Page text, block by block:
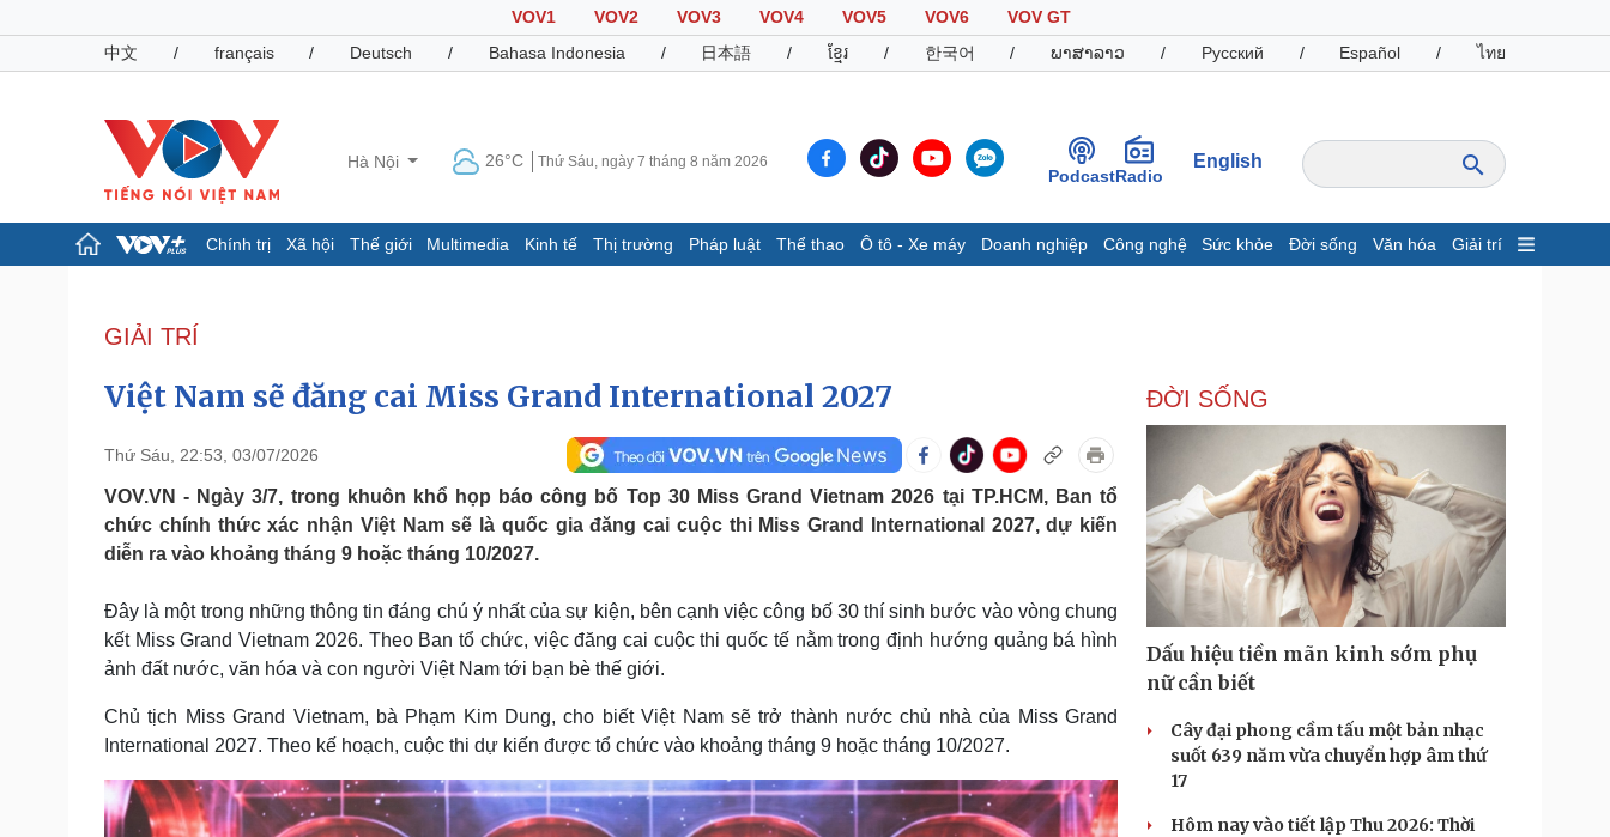
VOV1 VOV2 VOV3 VOV4 VOV5 VOV6
VOV GT
中文
/ français / Deutsch / Bahasa Indonesia / 日本語 / ខ្មែរ / 한국어 / ພາສາລາວ / Русский / Español / ไทย
Hà Nội 26°C Thứ Sáu, ngày 7 tháng 8 năm 2026
PodcastRadio
English
Chính trị Xã hội Thế giới Multimedia Kinh tế Thị trường Pháp luật Thể thao Ô tô - Xe máy Doanh nghiệp Công nghệ Sức khỏe Đời sống Văn hóa Giải trí
Đảng
Tổ chức nhân sự
Nhận diện sự thật
Dấu ấn VOV
Infographic
Giá cà phê
Pháp luật
Vụ án
Tin nóng
Quân sự - Quốc phòng
Vũ khí
Việt Nam
Thể thao
Bóng đá
eSports
Hậu trường
Ô tô - Xe máy
Ô tô
Doanh nghiệp
Thông tin doanh nghiệp
Doanh nghiệp 24h
Doanh nhân
Vì cộng đồng
Công nghệ
Sành điệu
Tin Công nghệ
Trải nghiệm
Chuyển đổi số
Sức khỏe
Cây thuốc
Sản phụ khoa
Nam khoa
Làm đẹp - giảm cân
Đời sống
Blog
Tình yêu - Gia đình
Văn hóa
Văn học
Âm nhạc
Thời trang
Sao Việt
Săn Tour
Podcast
Đọc truyện đêm khuya
Cửa sổ tình yêu
GIẢI TRÍ
Việt Nam sẽ đăng cai Miss Grand International 2027
Thứ Sáu, 22:53, 03/07/2026
VOV.VN - Ngày 3/7, trong khuôn khổ họp báo công bố Top 30 Miss Grand Vietnam 2026 tại TP.HCM, Ban tổ
chức chính thức xác nhận Việt Nam sẽ là quốc gia đăng cai cuộc thi Miss Grand International 2027, dự kiến
diễn ra vào khoảng tháng 9 hoặc tháng 10/2027.
Đây là một trong những thông tin đáng chú ý nhất của sự kiện, bên cạnh việc công bố 30 thí sinh bước vào vòng chung
kết Miss Grand Vietnam 2026. Theo Ban tổ chức, việc đăng cai cuộc thi quốc tế nằm trong định hướng quảng bá hình
ảnh đất nước, văn hóa và con người Việt Nam tới bạn bè thế giới.
Chủ tịch Miss Grand Vietnam, bà Phạm Kim Dung, cho biết Việt Nam sẽ trở thành nước chủ nhà của Miss Grand
International 2027. Theo kế hoạch, cuộc thi dự kiến được tổ chức vào khoảng tháng 9 hoặc tháng 10/2027.
ĐỜI SỐNG
Dấu hiệu tiền mãn kinh sớm phụ
nữ cần biết
Cây đại phong cầm tấu một bản nhạc
suốt 639 năm vừa chuyển hợp âm thứ
17
Hôm nay vào tiết lập Thu 2026: Thời